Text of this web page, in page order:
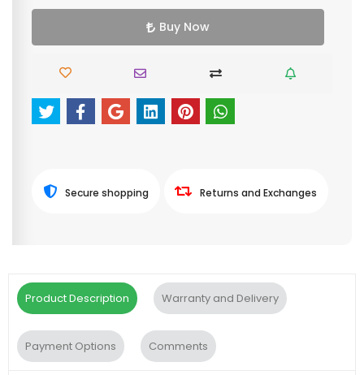
Buy Now
Secure shopping Returns and Exchanges
Product Description Warranty and Delivery
Payment Options Comments